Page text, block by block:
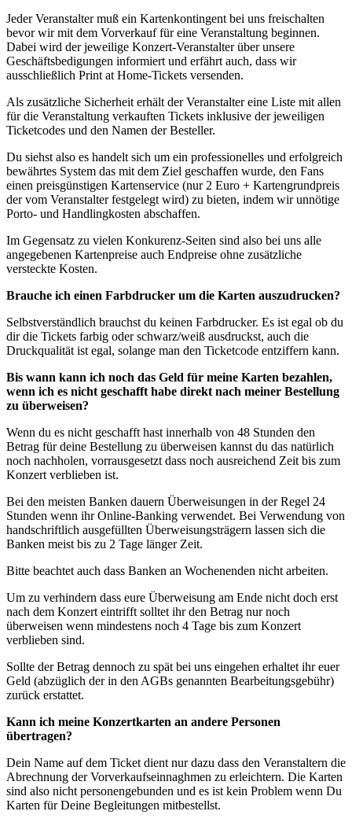
Jeder Veranstalter muß ein Kartenkontingent bei uns freischalten
bevor wir mit dem Vorverkauf für eine Veranstaltung beginnen.
Dabei wird der jeweilige Konzert-Veranstalter über unsere
Geschäftsbedigungen informiert und erfährt auch, dass wir
ausschließlich Print at Home-Tickets versenden.
Als zusätzliche Sicherheit erhält der Veranstalter eine Liste mit allen
für die Veranstaltung verkauften Tickets inklusive der jeweiligen
Ticketcodes und den Namen der Besteller.
Du siehst also es handelt sich um ein professionelles und erfolgreich
bewährtes System das mit dem Ziel geschaffen wurde, den Fans
einen preisgünstigen Kartenservice (nur 2 Euro + Kartengrundpreis
der vom Veranstalter festgelegt wird) zu bieten, indem wir unnötige
Porto- und Handlingkosten abschaffen.
Im Gegensatz zu vielen Konkurenz-Seiten sind also bei uns alle
angegebenen Kartenpreise auch Endpreise ohne zusätzliche
versteckte Kosten.
Brauche ich einen Farbdrucker um die Karten auszudrucken?
Selbstverständlich brauchst du keinen Farbdrucker. Es ist egal ob du
dir die Tickets farbig oder schwarz/weiß ausdruckst, auch die
Druckqualität ist egal, solange man den Ticketcode entziffern kann.
Bis wann kann ich noch das Geld für meine Karten bezahlen,
wenn ich es nicht geschafft habe direkt nach meiner Bestellung
zu überweisen?
Wenn du es nicht geschafft hast innerhalb von 48 Stunden den
Betrag für deine Bestellung zu überweisen kannst du das natürlich
noch nachholen, vorrausgesetzt dass noch ausreichend Zeit bis zum
Konzert verblieben ist.
Bei den meisten Banken dauern Überweisungen in der Regel 24
Stunden wenn ihr Online-Banking verwendet. Bei Verwendung von
handschriftlich ausgefüllten Überweisungsträgern lassen sich die
Banken meist bis zu 2 Tage länger Zeit.
Bitte beachtet auch dass Banken an Wochenenden nicht arbeiten.
Um zu verhindern dass eure Überweisung am Ende nicht doch erst
nach dem Konzert eintrifft solltet ihr den Betrag nur noch
überweisen wenn mindestens noch 4 Tage bis zum Konzert
verblieben sind.
Sollte der Betrag dennoch zu spät bei uns eingehen erhaltet ihr euer
Geld (abzüglich der in den AGBs genannten Bearbeitungsgebühr)
zurück erstattet.
Kann ich meine Konzertkarten an andere Personen
übertragen?
Dein Name auf dem Ticket dient nur dazu dass den Veranstaltern die
Abrechnung der Vorverkaufseinnaghmen zu erleichtern. Die Karten
sind also nicht personengebunden und es ist kein Problem wenn Du
Karten für Deine Begleitungen mitbestellst.